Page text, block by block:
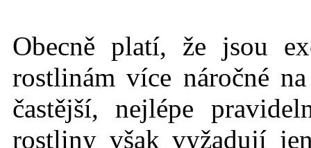
Obecně platí, že jsou
rostlinám více náročné
častější, nejlépe
rostliny však vyžadují